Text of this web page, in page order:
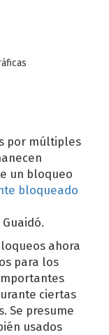
por múltiples
un bloqueo
bloqueado
ahora
para los
ciertas
Se presume
usados